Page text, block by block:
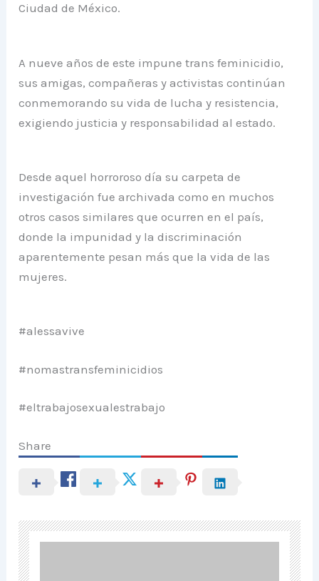
Ciudad de México.
A nueve años de este impune trans feminicidio,
sus amigas, compañeras y activistas continúan
conmemorando su vida de lucha y resistencia,
exigiendo justicia y responsabilidad al estado.
Desde aquel horroroso día su carpeta de
investigación fue archivada como en muchos
otros casos similares que ocurren en el país,
donde la impunidad y la discriminación
aparentemente pesan más que la vida de las
mujeres.
#alessavive
#nomastransfeminicidios
#eltrabajosexualestrabajo
Share